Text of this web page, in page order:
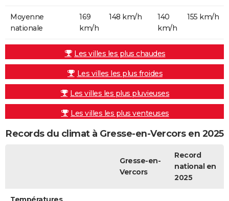
Moyenne
nationale
169
km/h
148 km/h
140
km/h
155 km/h
Les villes les plus chaudes
Les villes les plus froides
Les villes les plus pluvieuses
Les villes les plus venteuses
Records du climat à Gresse-en-Vercors en 2025
Gresse-en-
Vercors
Record
national en
2025